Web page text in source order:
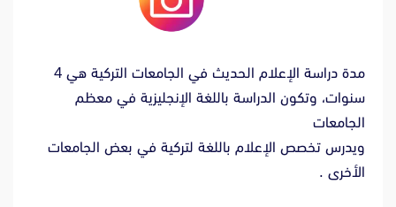
مدة دراسة الإعلام الحديث في الجامعات التركية هي 4
سنوات، وتكون الدراسة باللغة الإنجليزية في معظم
الجامعات
ويدرس تخصص الإعلام باللغة لتركية في بعض الجامعات
الأخرى .